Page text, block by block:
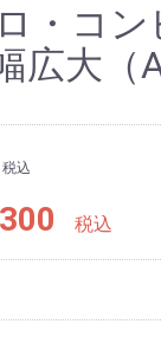
・コン
広大（
税込
税込